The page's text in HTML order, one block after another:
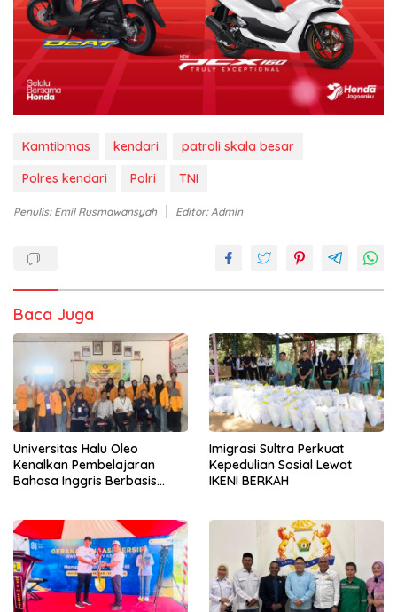
Kamtibmas kendari
patroli skala besar
Polres kendari
Polri TNI
Penulis: Emil Rusmawansyah Editor: Admin
Baca Juga
Universitas Halu Oleo
Kenalkan Pembelajaran
Bahasa Inggris Berbasis
Imigrasi Sultra Perkuat
Kepedulian Sosial Lewat
IKENI BERKAH